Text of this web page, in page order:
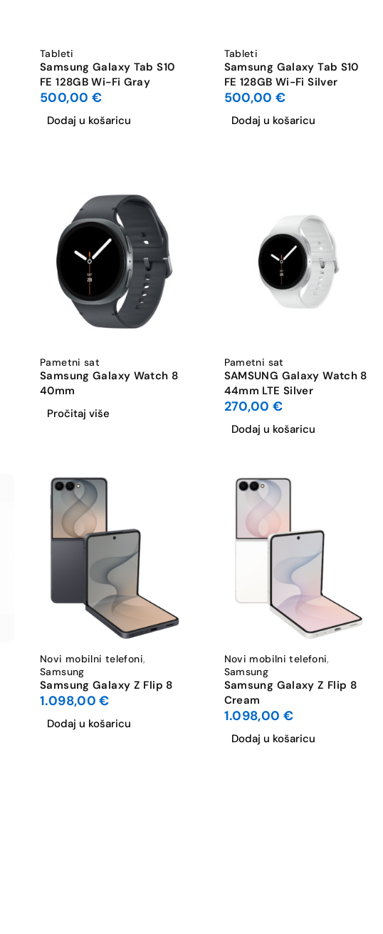
Tableti
Samsung Galaxy Tab S10
FE 128GB Wi-Fi Gray
500,00 €
Dodaj u košaricu
Tableti
Samsung Galaxy Tab S10
FE 128GB Wi-Fi Silver
500,00€
Dodaj u košaricu
Pametni sat
Samsung Galaxy Watch 8
40mm
Pročitaj više
Pametni sat
SAMSUNG Galaxy Watch 8
44mm LTE Silver
270,00€
Dodaj u košaricu
Novi mobilni telefoni,
Samsung
Samsung Galaxy Z Flip 8
1.098,00€
Dodaj u košaricu
Novi mobilni telefoni,
Samsung
Samsung Galaxy Z Flip 8
Cream
1.098,00 €
Dodaj u košaricu